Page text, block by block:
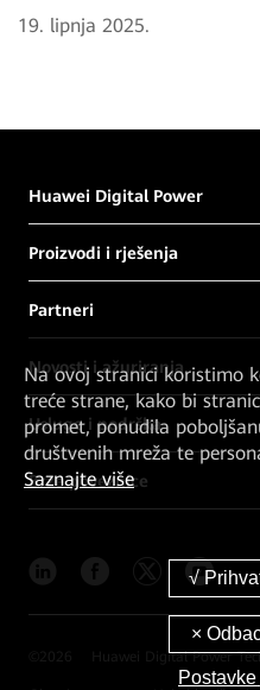
19. lipnja 2025.
Huawei Digital Power
Proizvodi i rješenja
Partneri
Novosti i ažuriranja
Usluge i podrška
Brze poveznice
Huawei Digital Power
Na ovoj stranici koristimo
treće strane, kako bi
promet, ponudila
društvenih mreža te
Saznajte više